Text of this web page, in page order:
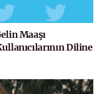
Maaşı
Diline